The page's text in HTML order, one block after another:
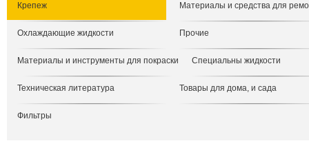
Крепеж Материалы и средства для
Охлаждающие жидкости Прочие
Материалы и инструменты для покраски Специальны жидкости
Техническая литература Товары для дома, и сада
Фильтры